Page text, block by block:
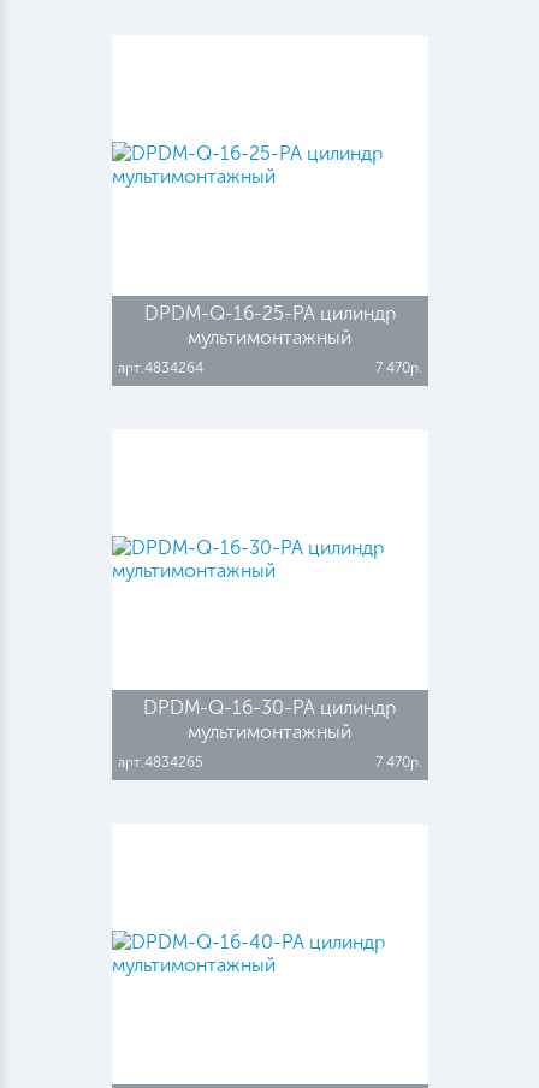
DPDM-Q-16-25-PA цилиндр
мультимонтажный
арт.4834264 7 470р.
DPDM-Q-16-30-PA цилиндр
мультимонтажный
арт.4834265 7 470р.